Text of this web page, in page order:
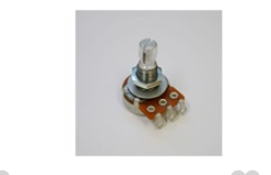
楽器アクセサリ
ヴィンテージ